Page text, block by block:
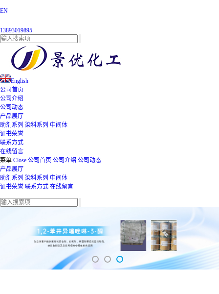
EN
13893019895
English
公司首页
公司介绍
公司动态
产品展厅
助剂系列 染料系列 中间体
证书荣誉
联系方式
在线留言
菜单 Close 公司首页 公司介绍 公司动态
产品展厅
助剂系列 染料系列 中间体
证书荣誉 联系方式 在线留言